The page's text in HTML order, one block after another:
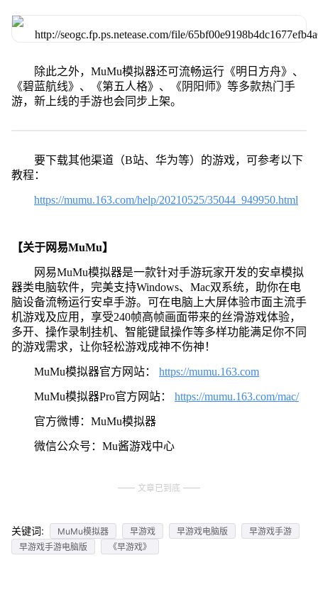
除此之外，MuMu模拟器还可流畅运行《明日方舟》、
《碧蓝航线》、《第五人格》、《阴阳师》等多款热门手
游，新上线的手游也会同步上架。
要下载其他渠道（B站、华为等）的游戏，可参考以下
教程：
https://mumu.163.com/help/20210525/35044_949950.html
【关于网易MuMu】
网易MuMu模拟器是一款针对手游玩家开发的安卓模拟
器类电脑软件，完美支持Windows、Mac双系统，助你在电
脑设备流畅运行安卓手游。可在电脑上大屏体验市面主流手
机游戏及应用，享受240帧高帧画面带来的丝滑游戏体验，
多开、操作录制挂机、智能键鼠操作等多样功能满足你不同
的游戏需求，让你轻松游戏成神不伤神！
MuMu模拟器官方网站： https://mumu.163.com
MuMu模拟器Pro官方网站： https://mumu.163.com/mac/
官方微博：MuMu模拟器
微信公众号：Mu酱游戏中心
文章已到底
关键词: MuMu模拟器 早游戏 早游戏电脑版
早游戏手游
早游戏手游电脑版
《早游戏》